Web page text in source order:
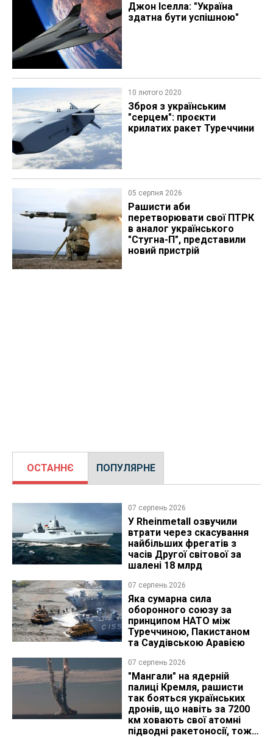
Джон Іселла: "Україна
здатна бути успішною"
10 лютого 2020
Зброя з українським
"серцем": проєкти
крилатих ракет Туреччини
05 серпня 2026
Рашисти аби
перетворювати свої ПТРК
в аналог українського
"Стугна-П", представили
новий пристрій
ОСТАННЄ ПОПУЛЯРНЕ
07 серпень 2026
У Rheinmetall озвучили
втрати через скасування
найбільших фрегатів з
часів Другої світової за
шалені 18 млрд
07 серпень 2026
Яка сумарна сила
оборонного союзу за
принципом НАТО між
Туреччиною, Пакистаном
та Саудівською Аравією
07 серпень 2026
"Мангали" на ядерній
палиці Кремля, рашисти
так бояться українських
дронів, що навіть за 7200
км ховають свої атомні
підводні ракетоносії, тож